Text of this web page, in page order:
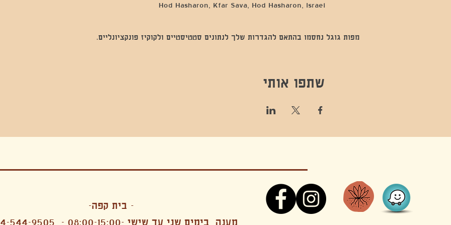
Hod Hasharon, Kfar Sava, Hod Hasharon, Israel
מפות גוגל נחסמו בהתאם להגדרות שלך לנתונים סטטיסטיים ולקוקיז פונקציונליים.
שתפו אותי
- בית קפה-
מענה בימים שני עד שישי -08:00-15:00 -
544-9505